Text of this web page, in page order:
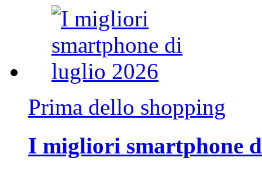
Prima dello shopping
I migliori smartphone